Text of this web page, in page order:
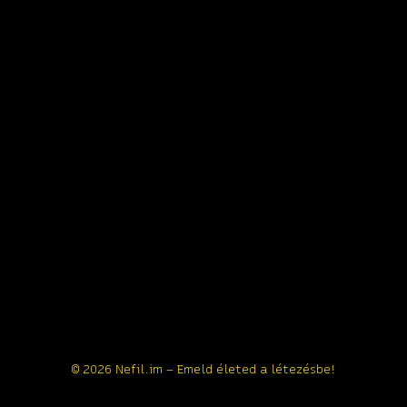
© 2026 Nefil.im – Emeld életed a létezésbe!